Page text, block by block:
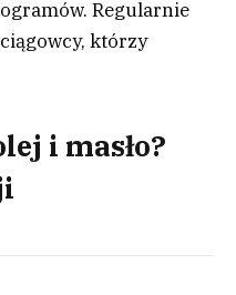
Regularnie
którzy
i masło?